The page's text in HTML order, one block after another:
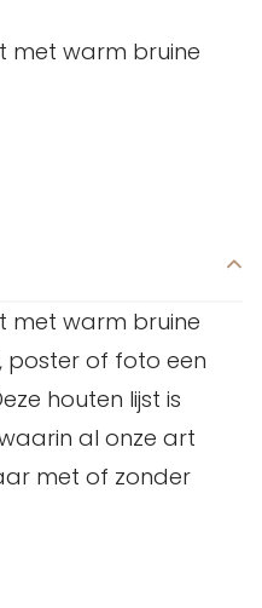
met warm bruine
met warm bruine
poster of foto een
houten lijst is
al onze art
met of zonder